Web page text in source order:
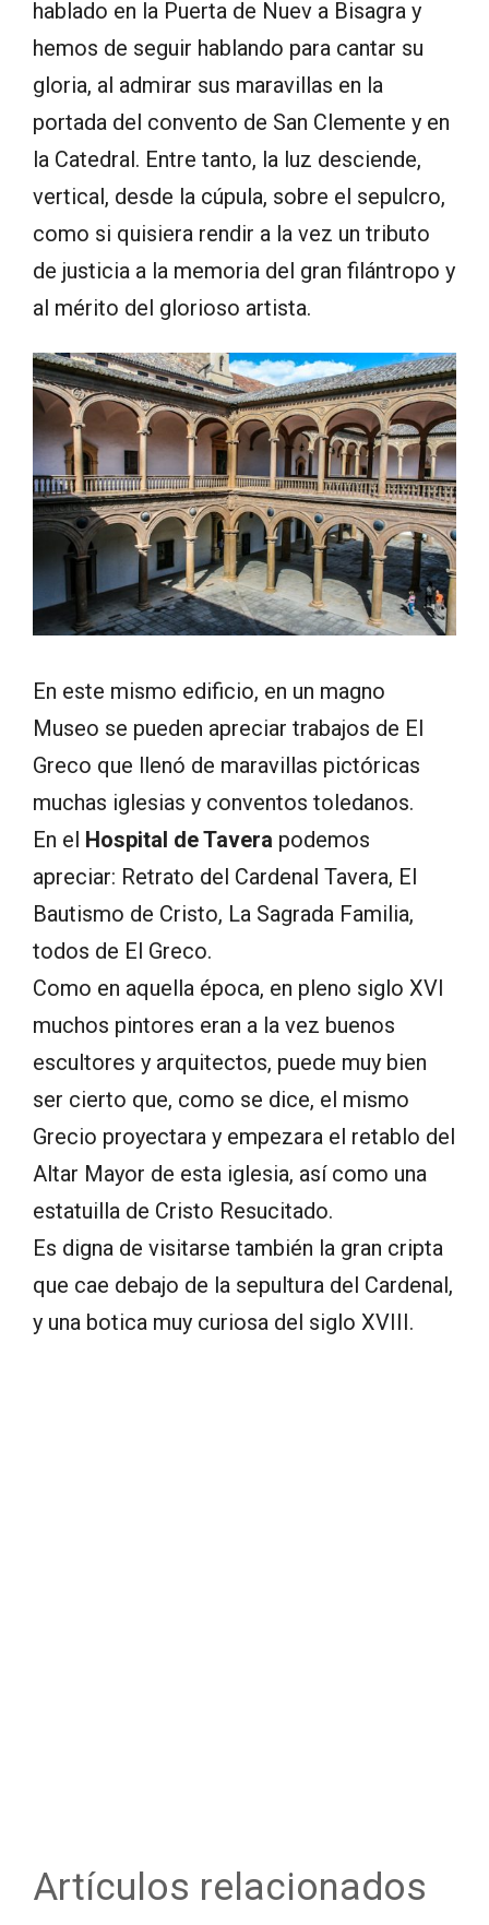
hablado en la Puerta de Nuev a Bisagra y
hemos de seguir hablando para cantar su
gloria, al admirar sus maravillas en la
portada del convento de San Clemente y en
la Catedral. Entre tanto, la luz desciende,
vertical, desde la cúpula, sobre el sepulcro,
como si quisiera rendir a la vez un tributo
de justicia a la memoria del gran filántropo y
al mérito del glorioso artista.
En este mismo edificio, en un magno
Museo se pueden apreciar trabajos de El
Greco que llenó de maravillas pictóricas
muchas iglesias y conventos toledanos.
En el Hospital de Tavera podemos
apreciar: Retrato del Cardenal Tavera, El
Bautismo de Cristo, La Sagrada Familia,
todos de El Greco.
Como en aquella época, en pleno siglo XVI
muchos pintores eran a la vez buenos
escultores y arquitectos, puede muy bien
ser cierto que, como se dice, el mismo
Grecio proyectara y empezara el retablo del
Altar Mayor de esta iglesia, así como una
estatuilla de Cristo Resucitado.
Es digna de visitarse también la gran cripta
que cae debajo de la sepultura del Cardenal,
y una botica muy curiosa del siglo XVIII.
Artículos relacionados